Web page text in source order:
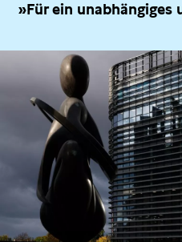
»Für ein unabhängiges